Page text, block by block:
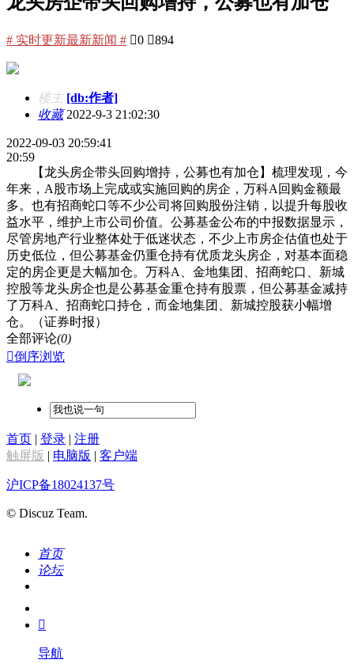
# 实时更新最新新闻 # 0 894
楼主 [db:作者]
收藏2022-9-3 21:02:30
2022-09-03 20:59:41
20:59
【龙头房企带头回购增持，公募也有加仓】梳理发现，今
年来，A股市场上完成或实施回购的房企，万科A回购金额最
多。也有招商蛇口等不少公司将回购股份注销，以提升每股收
益水平，维护上市公司价值。公募基金公布的中报数据显示，
尽管房地产行业整体处于低迷状态，不少上市房企估值也处于
历史低位，但公募基金仍重仓持有优质龙头房企，对基本面稳
定的房企更是大幅加仓。万科A、金地集团、招商蛇口、新城
控股等龙头房企也是公募基金重仓持有股票，但公募基金减持
了万科A、招商蛇口持仓，而金地集团、新城控股获小幅增
仓。（证券时报）
全部评论(0)
倒序浏览
首页 | 登录 | 注册
触屏版 | 电脑版 | 客户端
沪ICP备18024137号
© Discuz Team.
首页
论坛
我的

导航